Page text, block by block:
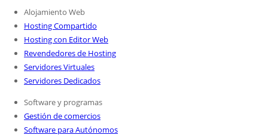
Alojamiento Web
Hosting Compartido
Hosting con Editor Web
Revendedores de Hosting
Servidores Virtuales
Servidores Dedicados
Software y programas
Gestión de comercios
Software para Autónomos